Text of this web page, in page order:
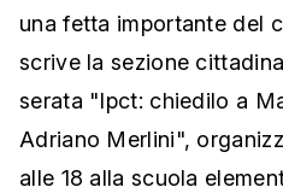
una fetta importante del
scrive la sezione
serata "Ipct: chiedilo a
Adriano Merlini",
alle 18 alla scuola